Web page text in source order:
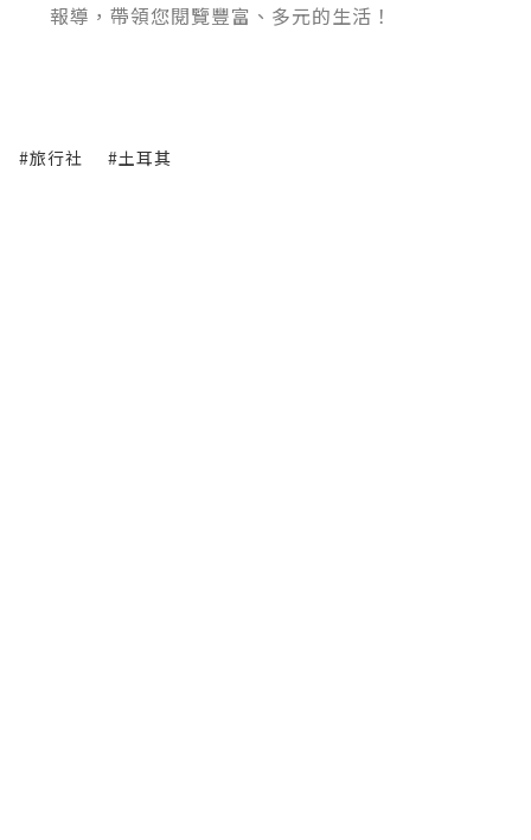
報導，帶領您閱覽豐富、多元的生活！
#旅行社 #土耳其